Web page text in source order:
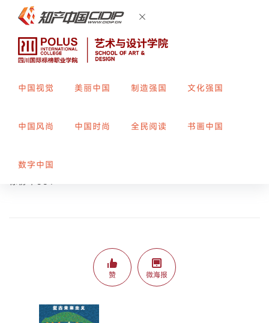
中国视觉 美丽中国 制造强国 文化强国
中国风尚 中国时尚 全民阅读 书画中国
数字中国
指导教师：
标榜平364
赞 微海报